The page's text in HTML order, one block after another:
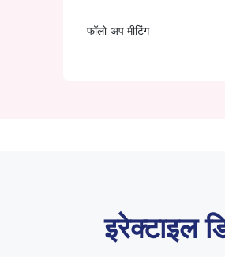
फॉलो-अप मीटिंग
इरेक्टाइल